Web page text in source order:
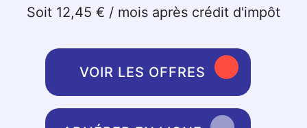
Soit 12,45 € / mois après crédit d'impôt
VOIR LES OFFRES